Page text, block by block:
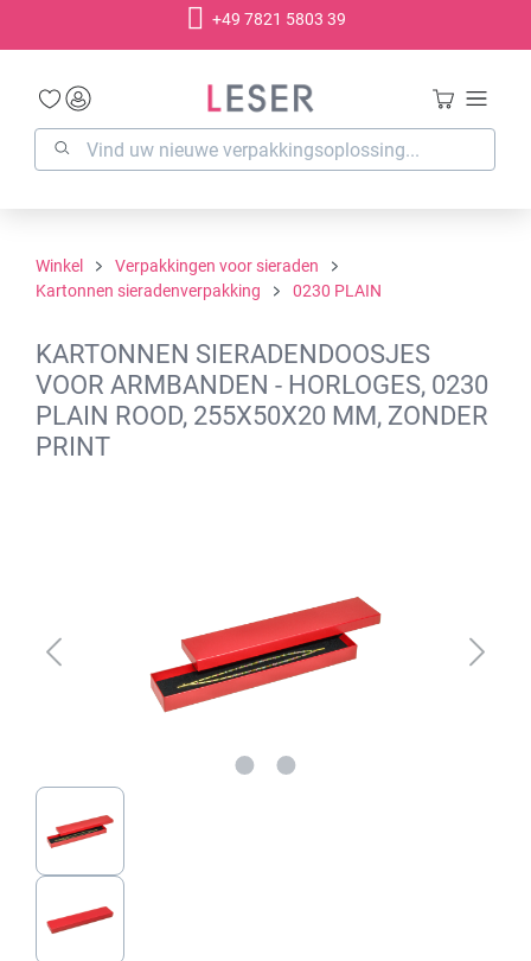
+49 7821 5803 39
Winkel
Verpakkingen voor sieraden
Kartonnen sieradenverpakking
0230 PLAIN
KARTONNEN SIERADENDOOSJES
VOOR ARMBANDEN - HORLOGES, 0230
PLAIN ROOD, 255X50X20 MM, ZONDER
PRINT